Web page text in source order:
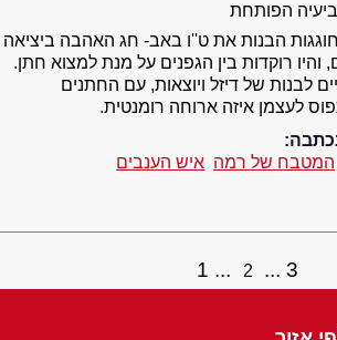
הפותחת
הבנות את ט''ו באב- חג האהבה ביציאה
והיו רוקדות בין הגפנים על מנת למצוא חתן.
לבנות של דיזל ויוצאות, עם החתנים
לעצמן איזה ארוחה רומנטית.
המטבח של רמה איש הענבים
1 2 3